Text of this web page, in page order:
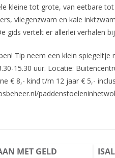
kleine tot grote, van eetbare
vliegenzwam en kale
gids vertelt er allerlei verhalen
Tip neem een klein
15.30 uur. Locatie:
€ 8,- kind t/m 12 jaar € 5,-
MET GELD